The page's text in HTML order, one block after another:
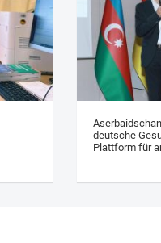
deutsche
Plattform für